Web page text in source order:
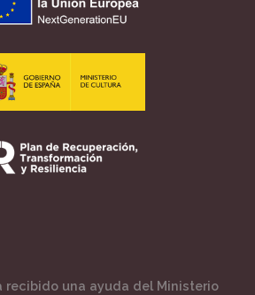
recibido una ayuda del Ministerio